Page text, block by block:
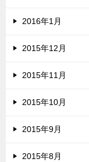
2016年1月
2015年12月
2015年11月
2015年10月
2015年9月
2015年8月